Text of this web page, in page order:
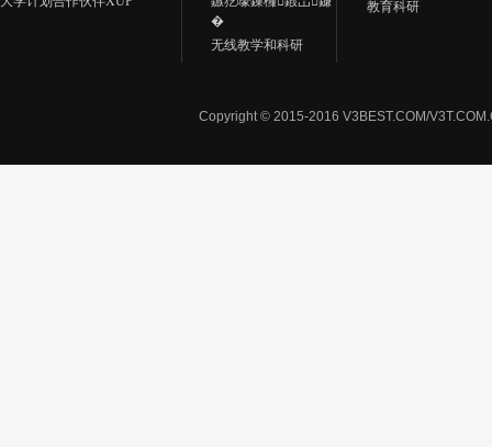
�
无线教学和科研
教育科研
Copyright © 2015-2016 V3BEST.COM/